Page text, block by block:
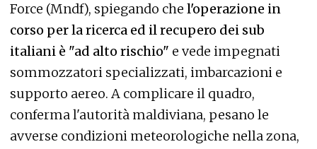
Force (Mndf), spiegando che l'operazione in
corso per la ricerca ed il recupero dei sub
italiani è "ad alto rischio" e vede impegnati
sommozzatori specializzati, imbarcazioni e
supporto aereo. A complicare il quadro,
conferma l'autorità maldiviana, pesano le
avverse condizioni meteorologiche nella zona,